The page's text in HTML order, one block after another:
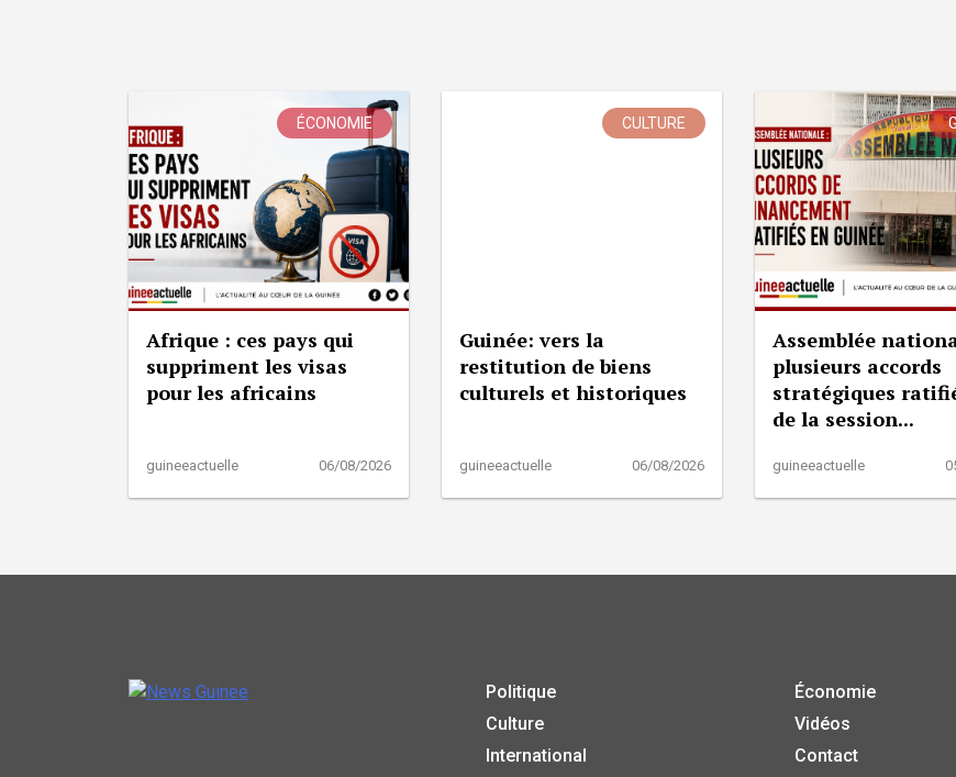
ÉCONOMIE
Afrique : ces pays qui
suppriment les visas
pour les africains
guineeactuelle 06/08/2026
CULTURE
Guinée: vers la
restitution de biens
culturels et historiques
guineeactuelle 06/08/2026
Assemblée
plusieurs accords
stratégiques
de la session...
guineeactuelle
Politique
Culture
International
Économie
Vidéos
Contact